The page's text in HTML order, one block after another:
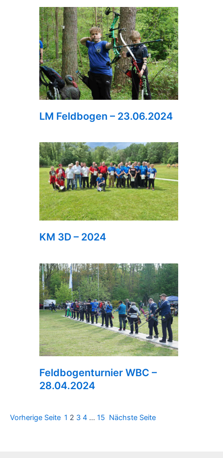
LM Feldbogen – 23.06.2024
KM 3D – 2024
Feldbogenturnier WBC –
28.04.2024
Vorherige Seite 1 2 3 4 … 15 Nächste Seite